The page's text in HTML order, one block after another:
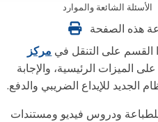
الشائعة والموارد
على التنقل فيمركز
الرئيسية، والإجابة
للإيداع الضريبي والدفع.
ودروس فيديو ومستندات